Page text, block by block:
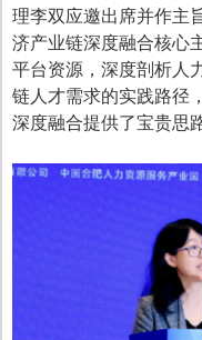
理李双应邀出席并作主
济产业链深度融合核心
平台资源，深度剖析人
链人才需求的实践路径
深度融合提供了宝贵思